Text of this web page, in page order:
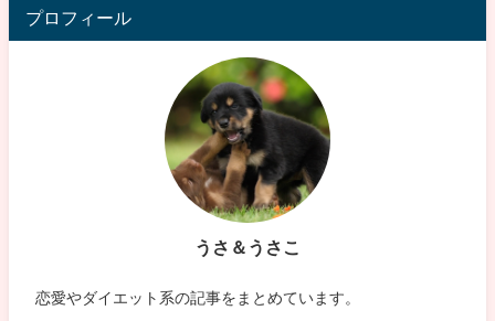
プロフィール
うさ＆うさこ
恋愛やダイエット系の記事をまとめています。